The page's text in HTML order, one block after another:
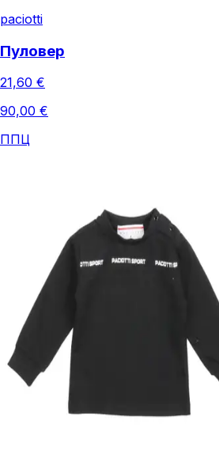
paciotti
Пуловер
21,60 €
90,00 €
ППЦ